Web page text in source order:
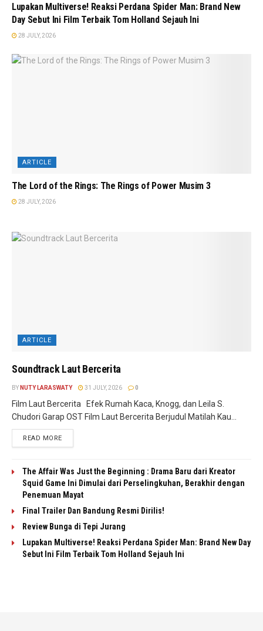
Lupakan Multiverse! Reaksi Perdana Spider Man: Brand New
Day Sebut Ini Film Terbaik Tom Holland Sejauh Ini
28 JULY, 2026
ARTICLE
The Lord of the Rings: The Rings of Power Musim 3
28 JULY, 2026
ARTICLE
Soundtrack Laut Bercerita
BY NUTY LARASWATY 31 JULY, 2026 0
Film Laut Bercerita Efek Rumah Kaca, Knogg, dan Leila S.
Chudori Garap OST Film Laut Bercerita Berjudul Matilah Kau...
READ MORE
The Affair Was Just the Beginning : Drama Baru dari Kreator
Squid Game Ini Dimulai dari Perselingkuhan, Berakhir dengan
Penemuan Mayat
Final Trailer Dan Bandung Resmi Dirilis!
Review Bunga di Tepi Jurang
Lupakan Multiverse! Reaksi Perdana Spider Man: Brand New Day
Sebut Ini Film Terbaik Tom Holland Sejauh Ini